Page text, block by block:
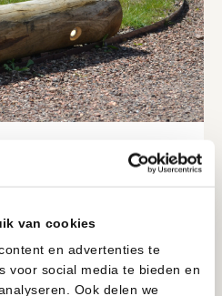
van cookies
en advertenties te
voor social media te bieden en
Ook delen we